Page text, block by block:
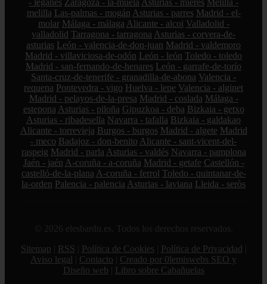
melilla Las-palmas - mogán Asturias - parres Madrid - el-
molar Málaga - málaga Alicante - alcoi Valladolid -
valladolid Tarragona - tarragona Asturias - corvera-de-
asturias León - valencia-de-don-juan Madrid - valdemoro
Madrid - villaviciosa-de-odón León - león Toledo - toledo
Madrid - san-fernando-de-henares León - garrafe-de-torío
Santa-cruz-de-tenerife - granadilla-de-abona Valencia -
requena Pontevedra - vigo Huelva - lepe Valencia - alginet
Madrid - pelayos-de-la-presa Madrid - coslada Málaga -
estepona Asturias - piloña Gipuzkoa - deba Bizkaia - getxo
Asturias - ribadesella Navarra - tafalla Bizkaia - galdakao
Alicante - torrevieja Burgos - burgos Madrid - algete Madrid
- meco Badajoz - don-benito Alicante - sant-vicent-del-
raspeig Madrid - parla Asturias - valdés Navarra - pamplona
Jaén - jaén A-coruña - a-coruña Madrid - getafe Castellón -
castelló-de-la-plana A-coruña - ferrol Toledo - quintanar-de-
la-orden Palencia - palencia Asturias - laviana Lleida - seròs
© 2026 elesbardu.es. Todos los derechos reservados.
Sitemap
RSS Política de Cookies Política de Privacidad
Aviso legal
Contacto
Creado por 0lemiswebs SEO y
Diseño web
Libro sobre Cabañuelas